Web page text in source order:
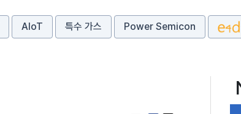
AIoT 특수 가스 Power Semicon